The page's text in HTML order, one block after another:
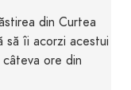
din Curtea
să îi acorzi acestui
ore din